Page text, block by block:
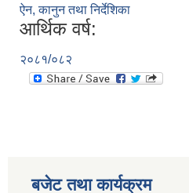
ऐन, कानुन तथा निर्देशिका
आर्थिक वर्ष:
२०८१/०८२
बजेट तथा कार्यक्रम